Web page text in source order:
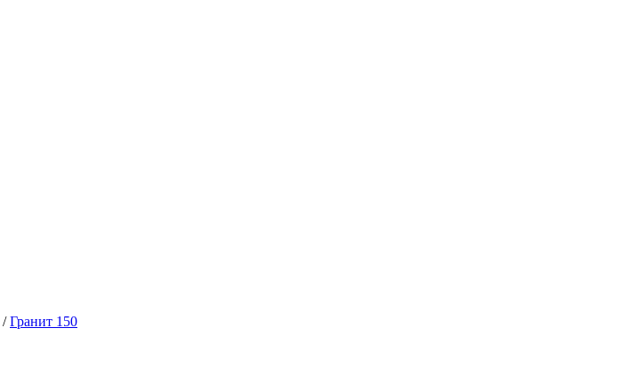
/ Гранит 150